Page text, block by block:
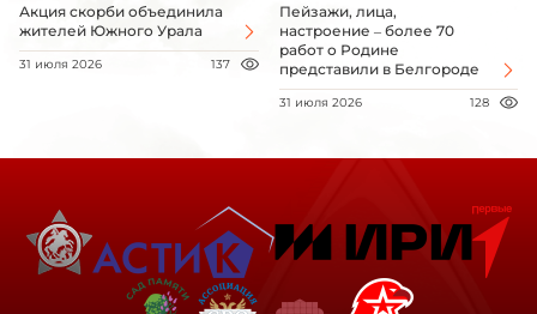
Акция скорби объединила
жителей Южного Урала
31 июля 2026 137
Пейзажи, лица,
настроение – более 70
работ о Родине
представили в Белгороде
31 июля 2026 128